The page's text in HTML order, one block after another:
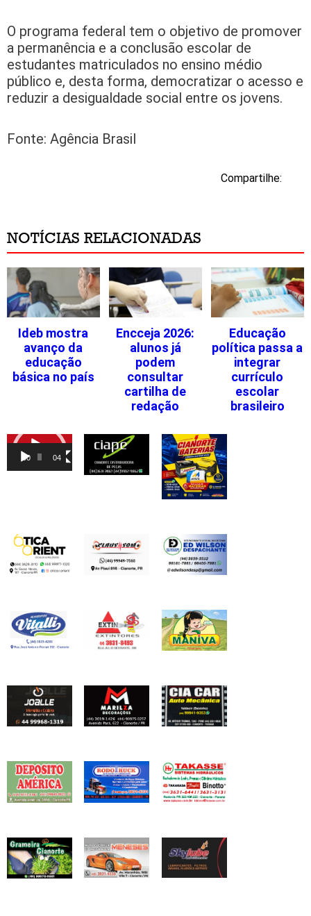
O programa federal tem o objetivo de promover
a permanência e a conclusão escolar de
estudantes matriculados no ensino médio
público e, desta forma, democratizar o acesso e
reduzir a desigualdade social entre os jovens.
Fonte: Agência Brasil
Compartilhe:
NOTÍCIAS RELACIONADAS
Ideb mostra
avanço da
educação
básica no país
Encceja 2026:
alunos já
podem
consultar
cartilha de
redação
Educação
política passa a
integrar
currículo
escolar
brasileiro
Tocador
vídeo
00:00 04:46